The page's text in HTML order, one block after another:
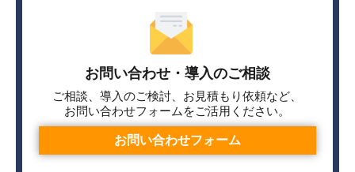
お問い合わせ・導入のご相談
ご相談、導入のご検討、お見積もり依頼など、
お問い合わせフォームをご活用ください。
お問い合わせフォーム